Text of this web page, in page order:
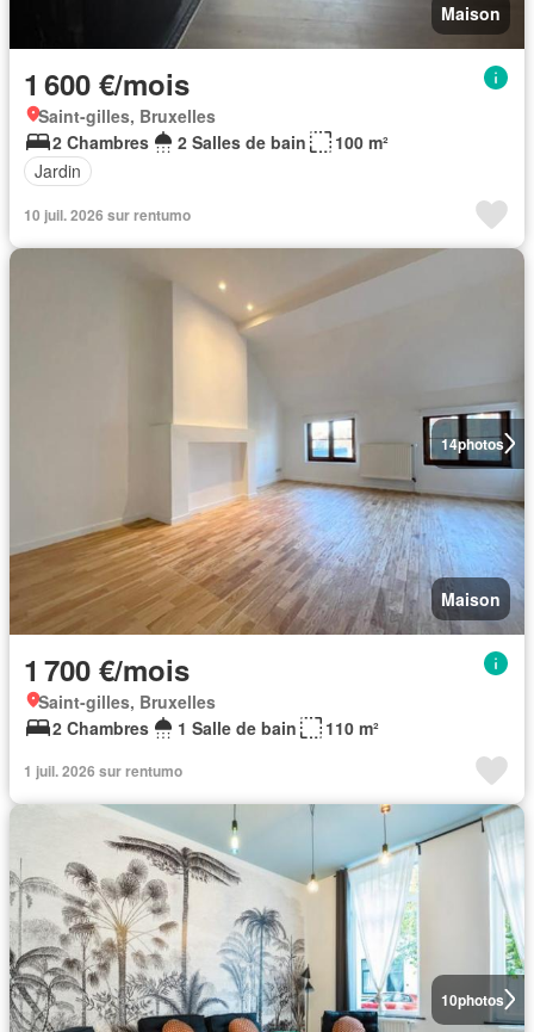
Maison
1 600 €/mois
Saint-gilles, Bruxelles
2 Chambres
2 Salles de bain
100 m²
Jardin
10 juil. 2026 sur rentumo
14photos
Maison
1 700 €/mois
Saint-gilles, Bruxelles
2 Chambres
1 Salle de bain 110 m²
1 juil. 2026 sur rentumo
10photos